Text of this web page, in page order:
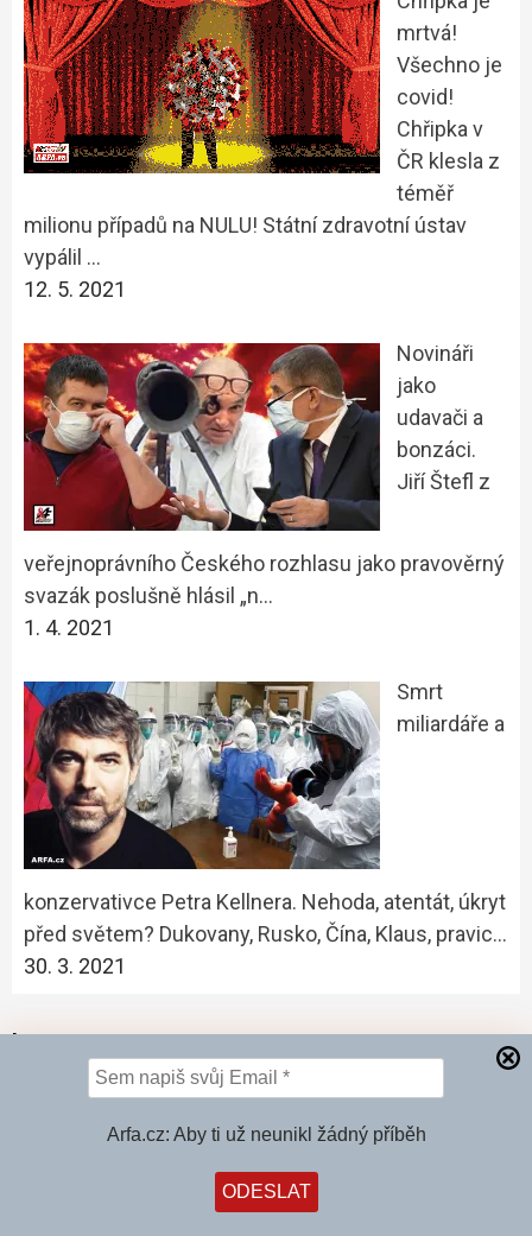
Arfa.cz: Aby ti už neunikl žádný příběh
mrtvá!
Všechno je
covid!
Chřipka v
ČR klesla z
téměř
milionu případů na NULU! Státní zdravotní ústav
vypálil …
12. 5. 2021
Novináři
jako
udavači a
bonzáci.
Jiří Štefl z
veřejnoprávního Českého rozhlasu jako pravověrný
svazák poslušně hlásil „n…
1. 4. 2021
Smrt
miliardáře a
konzervativce Petra Kellnera. Nehoda, atentát, úkryt
před světem? Dukovany, Rusko, Čína, Klaus, pravic…
30. 3. 2021
Inz